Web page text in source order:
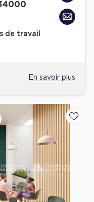
de travail
En savoir plus